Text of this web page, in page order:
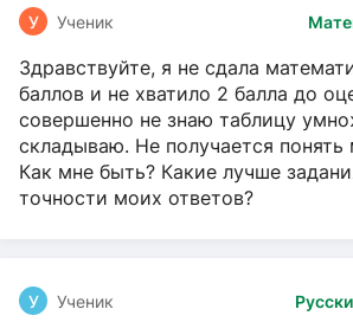
У Ученик
Здравствуйте, я не сдала
баллов и не хватило 2 балла до
совершенно не знаю таблицу
складываю. Не получается понять
Как мне быть? Какие лучше
точности моих ответов?
У Ученик